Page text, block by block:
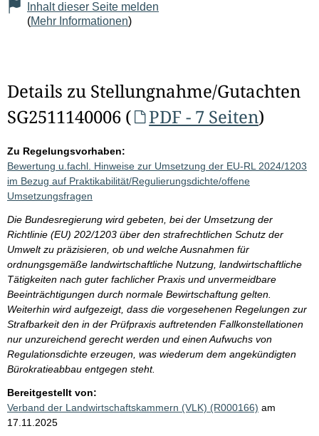
Inhalt dieser Seite melden
(Mehr Informationen)
Details zu Stellungnahme/Gutachten
SG2511140006 (
PDF - 7 Seiten)
Zu Regelungsvorhaben:
Bewertung u.fachl. Hinweise zur Umsetzung der EU-RL 2024/1203
im Bezug auf Praktikabilität/Regulierungsdichte/offene
Umsetzungsfragen
Die Bundesregierung wird gebeten, bei der Umsetzung der
Richtlinie (EU) 202/1203 über den strafrechtlichen Schutz der
Umwelt zu präzisieren, ob und welche Ausnahmen für
ordnungsgemäße landwirtschaftliche Nutzung, landwirtschaftliche
Tätigkeiten nach guter fachlicher Praxis und unvermeidbare
Beeinträchtigungen durch normale Bewirtschaftung gelten.
Weiterhin wird aufgezeigt, dass die vorgesehenen Regelungen zur
Strafbarkeit den in der Prüfpraxis auftretenden Fallkonstellationen
nur unzureichend gerecht werden und einen Aufwuchs von
Regulationsdichte erzeugen, was wiederum dem angekündigten
Bürokratieabbau entgegen steht.
Bereitgestellt von:
Verband der Landwirtschaftskammern (VLK) (R000166) am
17.11.2025